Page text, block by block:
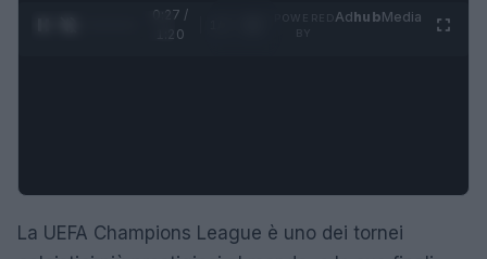
0:28 /
1:20
AdhubMedia
La UEFA Champions League è uno dei tornei